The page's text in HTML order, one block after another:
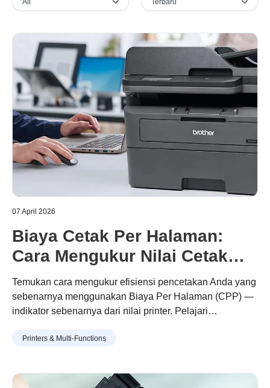
07 April 2026
Biaya Cetak Per Halaman:
Cara Mengukur Nilai Cetak
yang Sesungguhnya
Temukan cara mengukur efisiensi pencetakan Anda yang
sebenarnya menggunakan Biaya Per Halaman (CPP) —
indikator sebenarnya dari nilai printer. Pelajari
membantu Anda mencetak lebih banyak dengan biaya
Printers & Multi-Functions